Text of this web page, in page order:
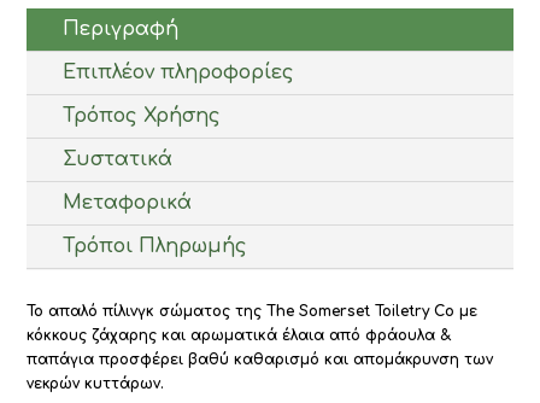
Περιγραφή
Επιπλέον πληροφορίες
Τρόπος Χρήσης
Συστατικά
Μεταφορικά
Τρόποι Πληρωμής
Το απαλό πίλινγκ σώματος της The Somerset Toiletry Co με
κόκκους ζάχαρης και αρωματικά έλαια από φράουλα &
παπάγια προσφέρει βαθύ καθαρισμό και απομάκρυνση των
νεκρών κυττάρων.